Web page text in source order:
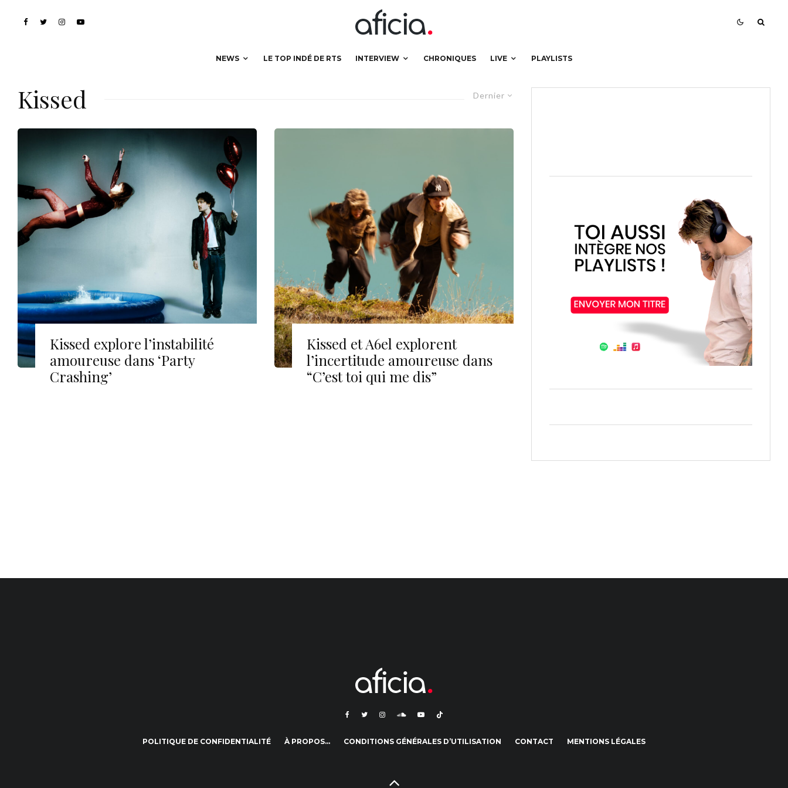
NEWS LE TOP INDÉ DE RTS INTERVIEW CHRONIQUES LIVE PLAYLISTS
Dernier
Kissed
Kissed explore l’instabilité
amoureuse dans ‘Party
Crashing’
Kissed et A6el explorent
l’incertitude amoureuse dans
“C’est toi qui me dis”
POLITIQUE DE CONFIDENTIALITÉ À PROPOS… CONDITIONS GÉNÉRALES D’UTILISATION CONTACT MENTIONS LÉGALES